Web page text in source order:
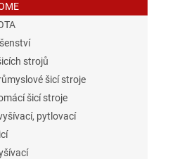
strojů
šicí stroje
šicí stroje
pytlovací